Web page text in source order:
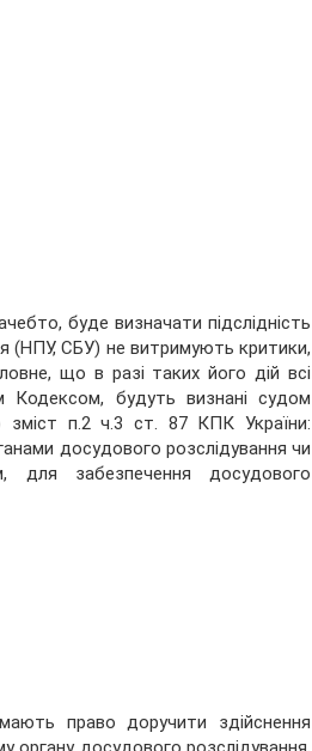
буде визначати підслідність
(НПУ, СБУ) не витримують критики,
що в разі таких його дій всі
Кодексом, будуть визнані судом
зміст п.2 ч.3 ст. 87 КПК України:
досудового розслідування чи
для забезпечення досудового
право доручити здійснення